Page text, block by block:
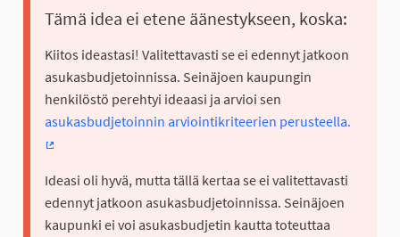
Tämä idea ei etene äänestykseen, koska:
Kiitos ideastasi! Valitettavasti se ei edennyt jatkoon
asukasbudjetoinnissa. Seinäjoen kaupungin
henkilöstö perehtyi ideaasi ja arvioi sen
asukasbudjetoinnin arviointikriteerien perusteella.
Ideasi oli hyvä, mutta tällä kertaa se ei valitettavasti
edennyt jatkoon asukasbudjetoinnissa. Seinäjoen
kaupunki ei voi asukasbudjetin kautta toteuttaa